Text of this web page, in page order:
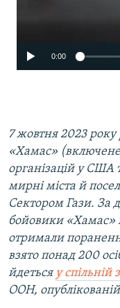
Auto
0:00
7 жовтня 2023
«Хамас»
організацій у США
мирні міста й
Сектором Гази. За
бойовики «Хамас»
отримали
взято понад 200
йдеться у спільній
ООН,